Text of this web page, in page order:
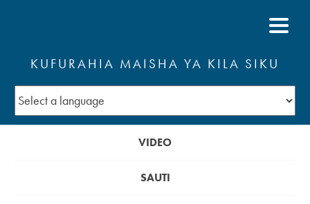
KUFURAHIA MAISHA YA KILA SIKU
VIDEO
SAUTI